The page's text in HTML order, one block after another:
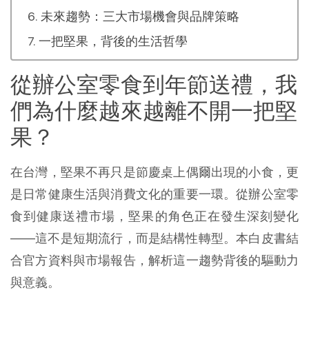
未來趨勢：三大市場機會與品牌策略
一把堅果，背後的生活哲學
從辦公室零食到年節送禮，我
們為什麼越來越離不開一把堅
果？
在台灣，堅果不再只是節慶桌上偶爾出現的小食，更
是日常健康生活與消費文化的重要一環。從辦公室零
食到健康送禮市場，堅果的角色正在發生深刻變化
——這不是短期流行，而是結構性轉型。本白皮書結
合官方資料與市場報告，解析這一趨勢背後的驅動力
與意義。